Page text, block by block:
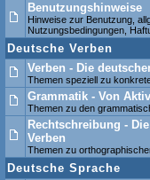
Benutzungshinweise
Hinweise zur Benutzung,
Nutzungsbedingungen,
Deutsche Verben
Verben - Die
Themen speziell zu
Grammatik - Von
Themen zu den
Rechtschreibung -
Verben
Themen zu
Deutsche Sprache